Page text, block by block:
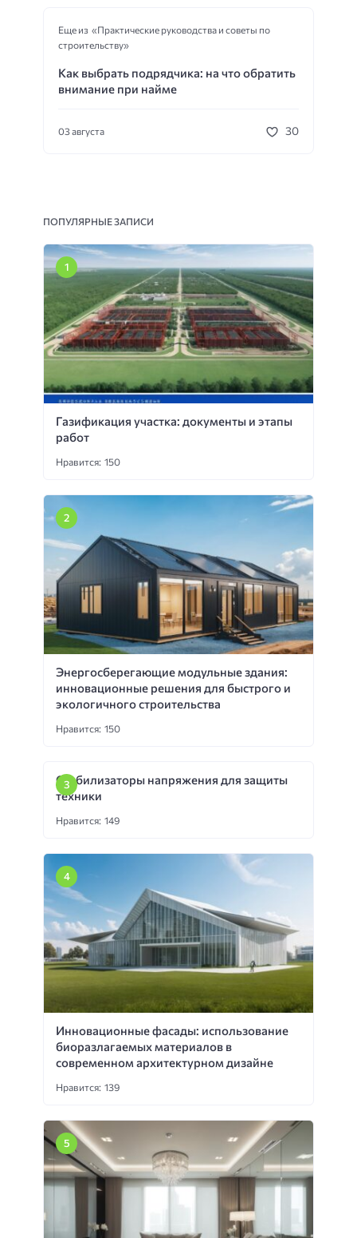
Еще из «Практические руководства и советы по
строительству»
Как выбрать подрядчика: на что обратить
внимание при найме
03 августа 30
ПОПУЛЯРНЫЕ ЗАПИСИ
Газификация участка: документы и этапы
работ
Нравится: 150
Энергосберегающие модульные здания:
инновационные решения для быстрого и
экологичного строительства
Нравится: 150
Стабилизаторы напряжения для защиты
техники
Нравится: 149
Инновационные фасады: использование
биоразлагаемых материалов в
современном архитектурном дизайне
Нравится: 139